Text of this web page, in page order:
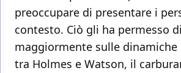
preoccupare di presentare i
contesto. Ciò gli ha permesso
maggiormente sulle dinamiche
tra Holmes e Watson, il